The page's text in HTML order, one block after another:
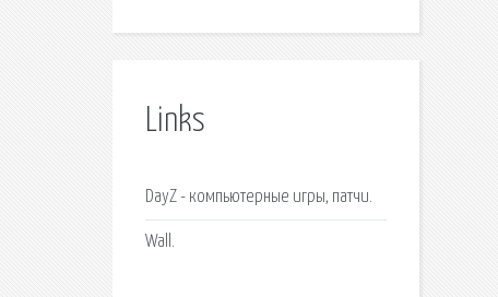
Links
DayZ - компьютерные игры, патчи.
Wall.